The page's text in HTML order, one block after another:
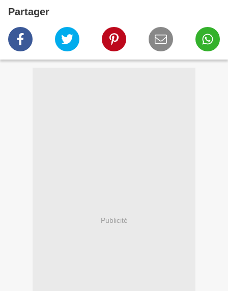
Partager
Publicité